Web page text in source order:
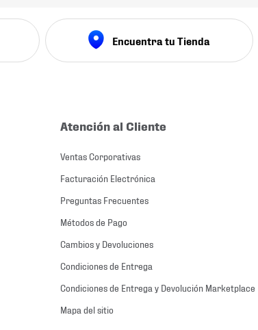
Encuentra tu Tienda
Atención al Cliente
Ventas Corporativas
Facturación Electrónica
Preguntas Frecuentes
Métodos de Pago
Cambios y Devoluciones
Condiciones de Entrega
Condiciones de Entrega y Devolución Marketplace
Mapa del sitio